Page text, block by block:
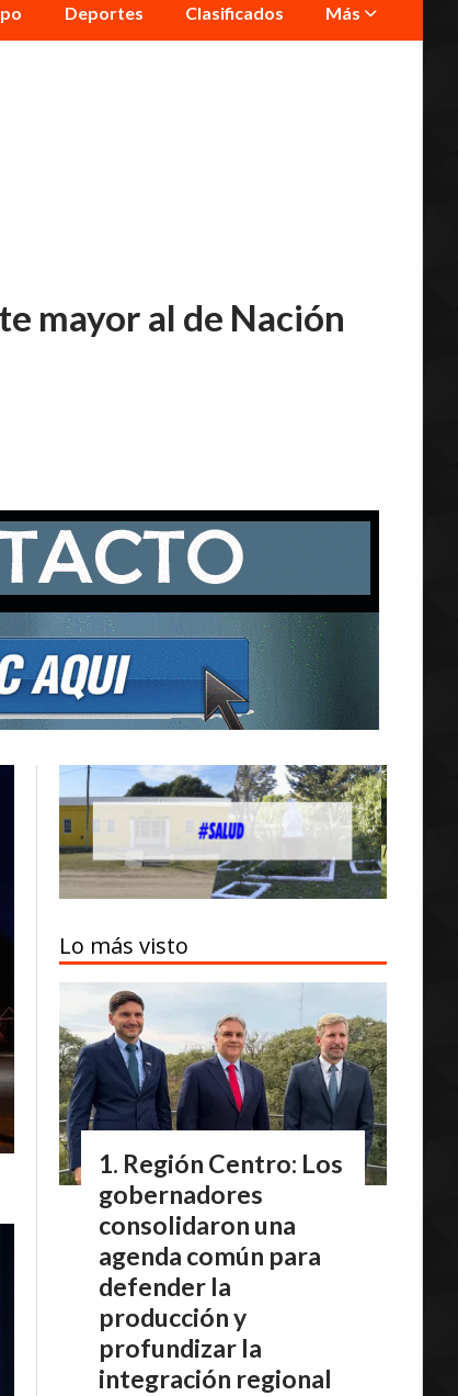
Deportes Clasificados Más
mayor al de Nación
Lo más visto
Región Centro: Los
gobernadores
consolidaron una
agenda común para
defender la
producción y
profundizar la
integración regional